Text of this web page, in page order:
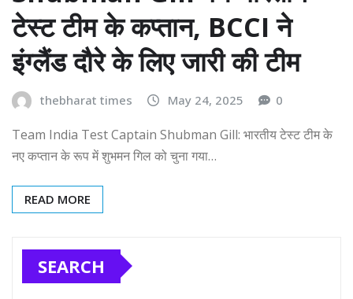
टेस्ट टीम के कप्तान, BCCI ने
इंग्लैंड दौरे के लिए जारी की टीम
thebharat times May 24, 2025 0
Team India Test Captain Shubman Gill: भारतीय टेस्ट टीम के
नए कप्तान के रूप में शुभमन गिल को चुना गया…
READ MORE
SEARCH